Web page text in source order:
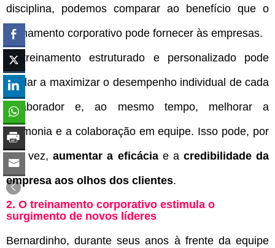
disciplina, podemos comparar ao benefício que o
treinamento corporativo pode fornecer às empresas.
O treinamento estruturado e personalizado pode
ajudar a maximizar o desempenho individual de cada
colaborador e, ao mesmo tempo, melhorar a
harmonia e a colaboração em equipe. Isso pode, por
sua vez,aumentar a eficáciae a credibilidade da
empresa aos olhos dos clientes.
2. O treinamento corporativo estimula o
surgimento de novos líderes
Bernardinho, durante seus anos à frente da equipe